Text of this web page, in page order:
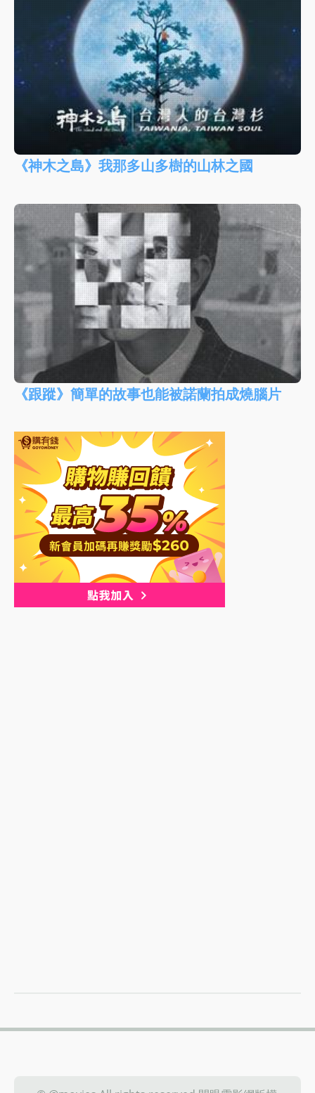
《神木之島》我那多山多樹的山林之國
《跟蹤》簡單的故事也能被諾蘭拍成燒腦片